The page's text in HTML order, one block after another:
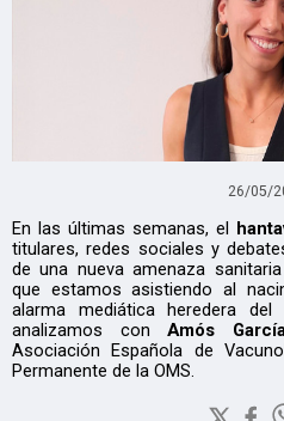
26/05/
En las últimas semanas, el
titulares, redes sociales y
de una nueva amenaza
que estamos asistiendo al
alarma mediática heredera
analizamos conAmós
Asociación Española de
Permanente de la OMS.